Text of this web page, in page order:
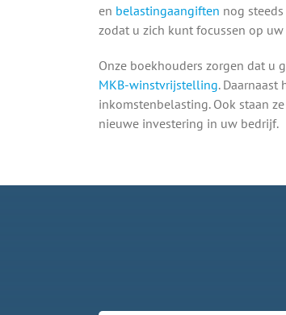
en belastingaangiften nog
zodat u zich kunt focussen op
Onze boekhouders zorgen dat u
MKB-winstvrijstelling.
inkomstenbelasting. Ook staan
nieuwe investering in uw bedrijf.